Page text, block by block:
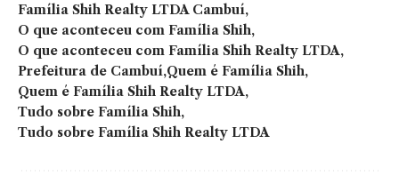
Família Shih Realty LTDA Cambuí
O que aconteceu com Família Shih
O que aconteceu com Família Shih Realty LTDA
Prefeitura de Cambuí Quem é Família Shih
Quem é Família Shih Realty LTDA
Tudo sobre Família Shih
Tudo sobre Família Shih Realty LTDA